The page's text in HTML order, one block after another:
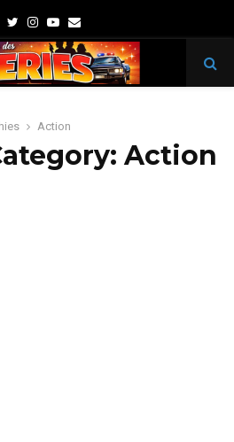
TwitterInstagram
Youtube
Email
Action
Action